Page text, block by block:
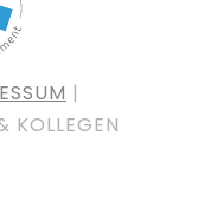
|
KOLLEGEN